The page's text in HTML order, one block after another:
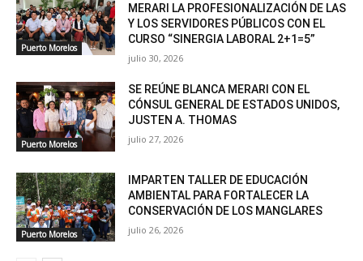
Puerto Morelos
MERARI LA PROFESIONALIZACIÓN DE LAS
Y LOS SERVIDORES PÚBLICOS CON EL
CURSO “SINERGIA LABORAL 2+1=5”
julio 30, 2026
Puerto Morelos
SE REÚNE BLANCA MERARI CON EL
CÓNSUL GENERAL DE ESTADOS UNIDOS,
JUSTEN A. THOMAS
julio 27, 2026
Puerto Morelos
IMPARTEN TALLER DE EDUCACIÓN
AMBIENTAL PARA FORTALECER LA
CONSERVACIÓN DE LOS MANGLARES
julio 26, 2026